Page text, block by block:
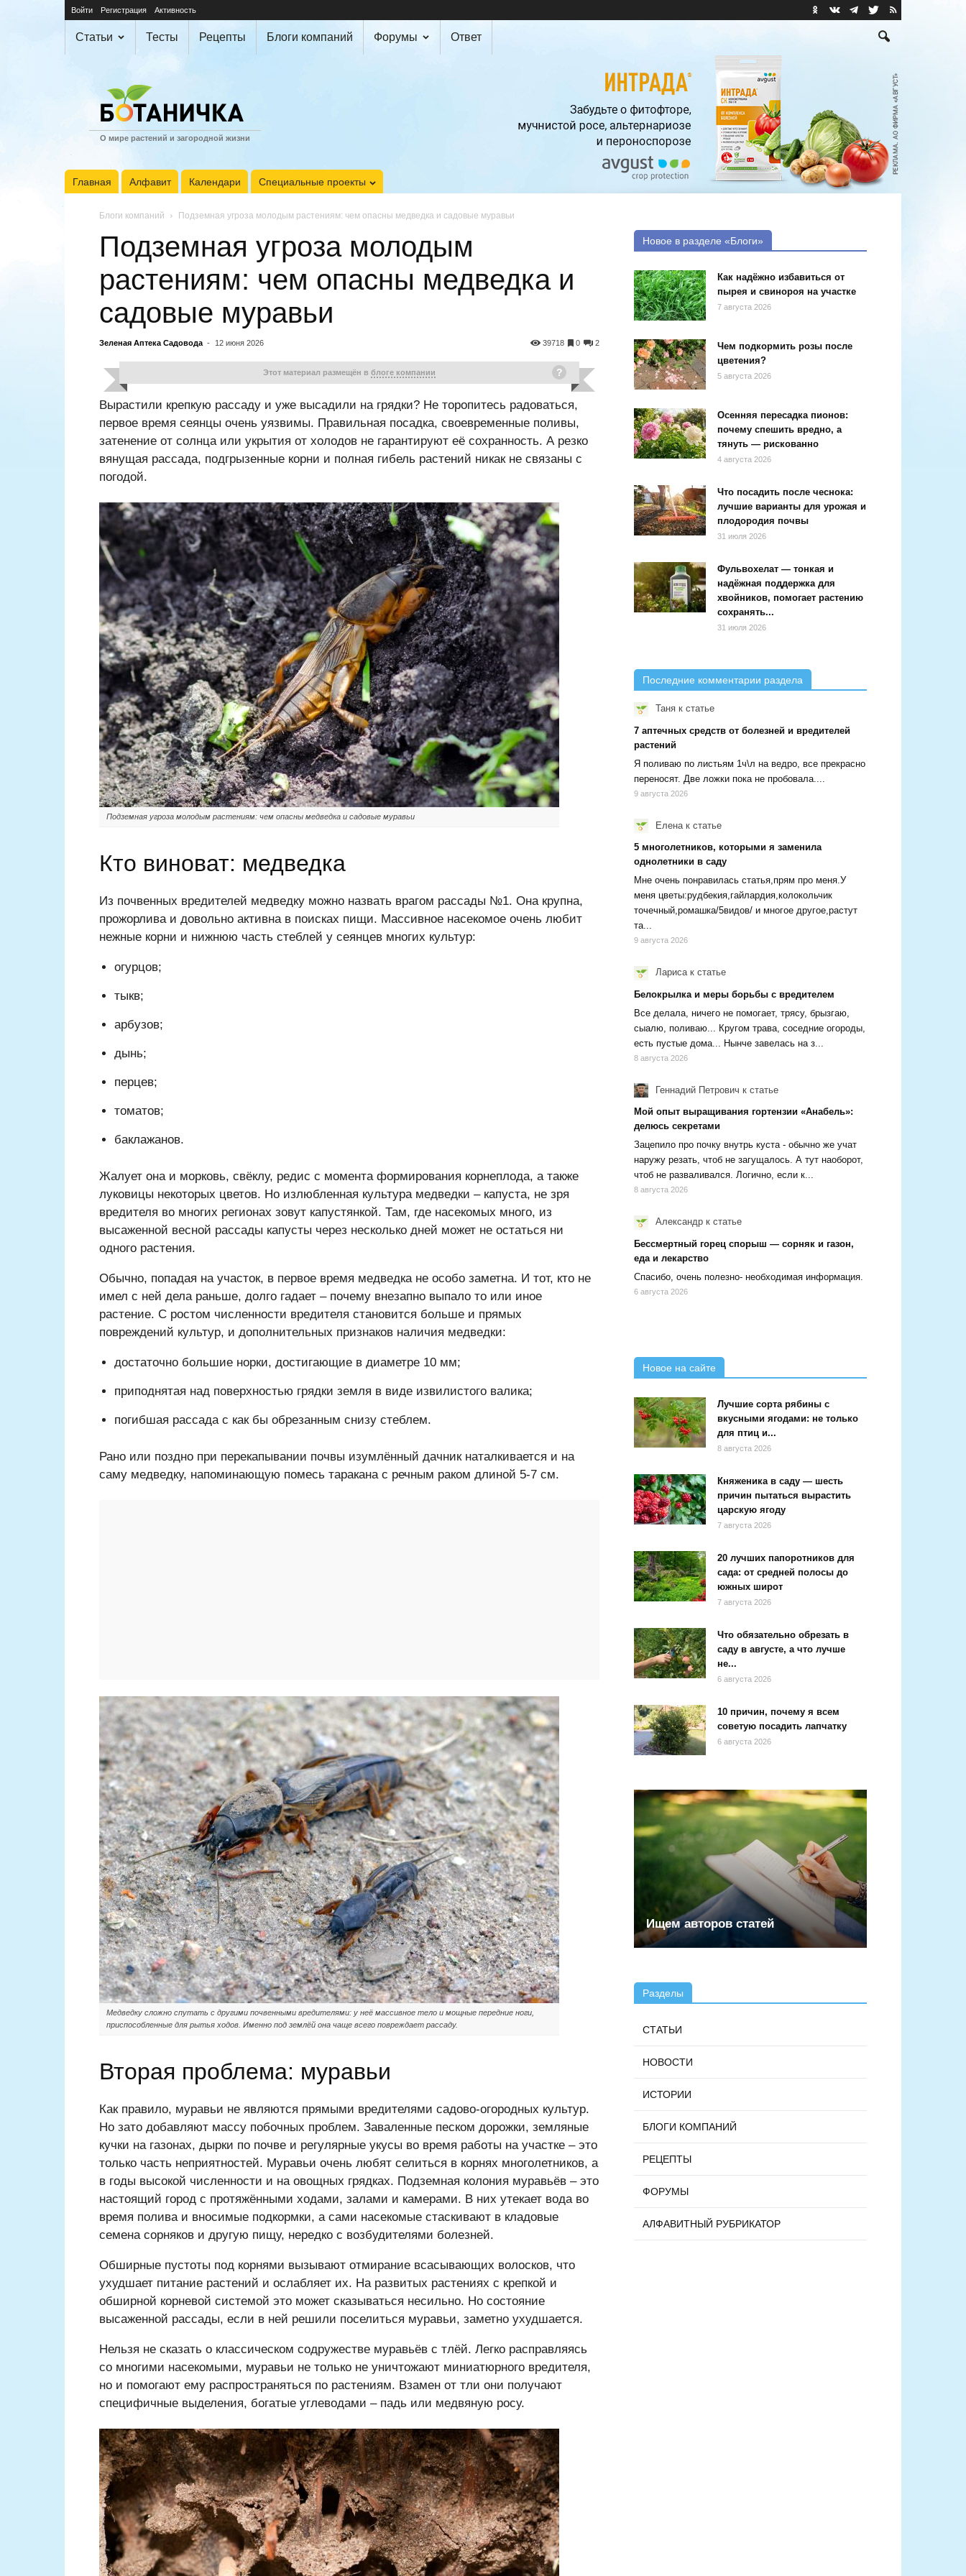
Войти Регистрация Активность
Статьи Тесты Рецепты Блоги компаний Форумы Ответ
О мире растений и загородной жизни
Главная Алфавит Календари Специальные проекты
Блоги компаний Подземная угроза молодым растениям: чем опасны медведка и садовые муравьи
Подземная угроза молодым
растениям: чем опасны медведка и
садовые муравьи
Зеленая Аптека Садовода - 12 июня 2026 2
0
39718
Этот материал размещён в блоге компании
Вырастили крепкую рассаду и уже высадили на грядки? Не торопитесь радоваться,
первое время сеянцы очень уязвимы. Правильная посадка, своевременные поливы,
затенение от солнца или укрытия от холодов не гарантируют её сохранность. А резко
вянущая рассада, подгрызенные корни и полная гибель растений никак не связаны с
погодой.
Подземная угроза молодым растениям: чем опасны медведка и садовые муравьи
Кто виноват: медведка
Из почвенных вредителей медведку можно назвать врагом рассады №1. Она крупна,
прожорлива и довольно активна в поисках пищи. Массивное насекомое очень любит
нежные корни и нижнюю часть стеблей у сеянцев многих культур:
огурцов;
тыкв;
арбузов;
дынь;
перцев;
томатов;
баклажанов.
Жалует она и морковь, свёклу, редис с момента формирования корнеплода, а также
луковицы некоторых цветов. Но излюбленная культура медведки – капуста, не зря
вредителя во многих регионах зовут капустянкой. Там, где насекомых много, из
высаженной весной рассады капусты через несколько дней может не остаться ни
одного растения.
Обычно, попадая на участок, в первое время медведка не особо заметна. И тот, кто не
имел с ней дела раньше, долго гадает – почему внезапно выпало то или иное
растение. С ростом численности вредителя становится больше и прямых
повреждений культур, и дополнительных признаков наличия медведки:
достаточно большие норки, достигающие в диаметре 10 мм;
приподнятая над поверхностью грядки земля в виде извилистого валика;
погибшая рассада с как бы обрезанным снизу стеблем.
Рано или поздно при перекапывании почвы изумлённый дачник наталкивается и на
саму медведку, напоминающую помесь таракана с речным раком длиной 5-7 см.
Медведку сложно спутать с другими почвенными вредителями: у неё массивное тело и мощные передние ноги,
приспособленные для рытья ходов. Именно под землёй она чаще всего повреждает рассаду.
Вторая проблема: муравьи
Как правило, муравьи не являются прямыми вредителями садово-огородных культур.
Но зато добавляют массу побочных проблем. Заваленные песком дорожки, земляные
кучки на газонах, дырки по почве и регулярные укусы во время работы на участке – это
только часть неприятностей. Муравьи очень любят селиться в корнях многолетников, а
в годы высокой численности и на овощных грядках. Подземная колония муравьёв – это
настоящий город с протяжёнными ходами, залами и камерами. В них утекает вода во
время полива и вносимые подкормки, а сами насекомые стаскивают в кладовые
семена сорняков и другую пищу, нередко с возбудителями болезней.
Обширные пустоты под корнями вызывают отмирание всасывающих волосков, что
ухудшает питание растений и ослабляет их. На развитых растениях с крепкой и
обширной корневой системой это может сказываться несильно. Но состояние
высаженной рассады, если в ней решили поселиться муравьи, заметно ухудшается.
Нельзя не сказать о классическом содружестве муравьёв с тлёй. Легко расправляясь
со многими насекомыми, муравьи не только не уничтожают миниатюрного вредителя,
но и помогают ему распространяться по растениям. Взамен от тли они получают
специфичные выделения, богатые углеводами – падь или медвяную росу.
Новое в разделе «Блоги»
Как надёжно избавиться от
пырея и свинороя на участке
7 августа 2026
Чем подкормить розы после
цветения?
5 августа 2026
Осенняя пересадка пионов:
почему спешить вредно, а
тянуть — рискованно
4 августа 2026
Что посадить после чеснока:
лучшие варианты для урожая и
плодородия почвы
31 июля 2026
Фульвохелат — тонкая и
надёжная поддержка для
хвойников, помогает растению
сохранять...
31 июля 2026
Последние комментарии раздела
Таня к статье
7 аптечных средств от болезней и вредителей
растений
Я поливаю по листьям 1ч\л на ведро, все прекрасно
переносят. Две ложки пока не пробовала....
9 августа 2026
Елена к статье
5 многолетников, которыми я заменила
однолетники в саду
Мне очень понравилась статья,прям про меня.У
меня цветы:рудбекия,гайлардия,колокольчик
точечный,ромашка/5видов/ и многое другое,растут
та...
9 августа 2026
Ларисак статье
Белокрылка и меры борьбы с вредителем
Все делала, ничего не помогает, трясу, брызгаю,
сыалю, поливаю... Кругом трава, соседние огороды,
есть пустые дома... Нынче завелась на з...
8 августа 2026
Геннадий Петрович к статье
Мой опыт выращивания гортензии «Анабель»:
делюсь секретами
Зацепило про почку внутрь куста - обычно же учат
наружу резать, чтоб не загущалось. А тут наоборот,
чтоб не разваливался. Логично, если к...
8 августа 2026
Александр к статье
Бессмертный горец спорыш — сорняк и газон,
еда и лекарство
Спасибо, очень полезно- необходимая информация.
6 августа 2026
Новое на сайте
Лучшие сорта рябины с
вкусными ягодами: не только
для птиц и...
8 августа 2026
Княженика в саду — шесть
причин пытаться вырастить
царскую ягоду
7 августа 2026
20 лучших папоротников для
сада: от средней полосы до
южных широт
7 августа 2026
Что обязательно обрезать в
саду в августе, а что лучше
не...
6 августа 2026
10 причин, почему я всем
советую посадить лапчатку
6 августа 2026
Ищем авторов статей
Разделы
СТАТЬИ
НОВОСТИ
ИСТОРИИ
БЛОГИ КОМПАНИЙ
РЕЦЕПТЫ
ФОРУМЫ
АЛФАВИТНЫЙ РУБРИКАТОР